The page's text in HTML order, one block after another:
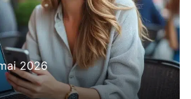
2026